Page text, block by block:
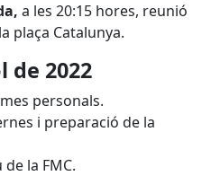
a les 20:15 hores, reunió
plaça Catalunya.
de 2022
personals.
i preparació de la
la FMC.